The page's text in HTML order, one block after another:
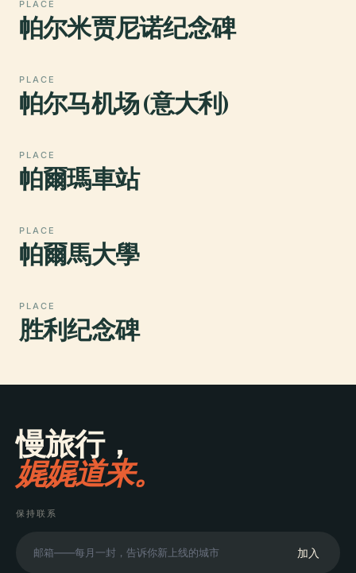
PLACE
帕尔米贾尼诺纪念碑
PLACE
帕尔马机场 (意大利)
PLACE
帕爾瑪車站
PLACE
帕爾馬大學
PLACE
胜利纪念碑
慢旅行，
娓娓道来。
保持联系
加入